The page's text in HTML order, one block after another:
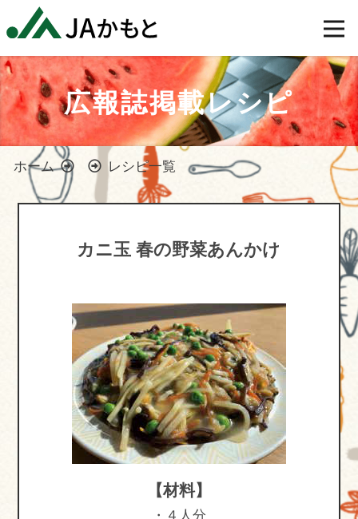
広報誌掲載レシピ
ホーム レシピ一覧
カニ玉 春の野菜あんかけ
【材料】
・４人分